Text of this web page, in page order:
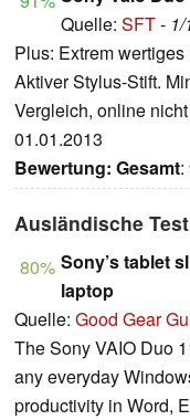
Quelle: SFT-
Plus: Extrem
Aktiver Stylus-Stift.
Vergleich, online
01.01.2013
Bewertung: Gesamt:
Ausländische
80% Sony’s tablet
laptop
Quelle: Good Gear
The Sony VAIO Duo
any everyday
productivity in Word,